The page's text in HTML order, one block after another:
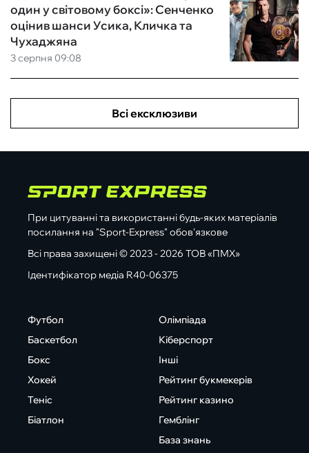
3 серпня 09:08
один у світовому боксі»: Сенченко
оцінив шанси Усика, Кличка та
Чухаджяна
Всі ексклюзиви
При цитуванні та використанні будь-яких матеріалів
посилання на "Sport-Express" обов'язкове
Всі права захищені © 2023 - 2026 ТОВ «ПМХ»
Ідентифікатор медіа R40-06375
Футбол
Баскетбол
Бокс
Хокей
Теніс
Біатлон
Олімпіада
Кіберспорт
Інші
Рейтинг букмекерів
Рейтинг казино
Гемблінг
База знань